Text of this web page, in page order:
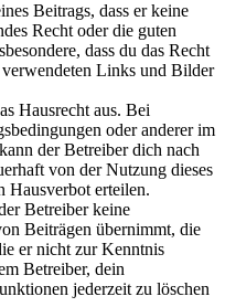
Beitrags, dass er keine
Recht oder die guten
dass du das Recht
Links und Bilder
Hausrecht aus. Bei
oder anderer im
der Betreiber dich nach
von der Nutzung dieses
Hausverbot erteilen.
Betreiber keine
Beiträgen übernimmt, die
er nicht zur Kenntnis
Betreiber, dein
jederzeit zu löschen